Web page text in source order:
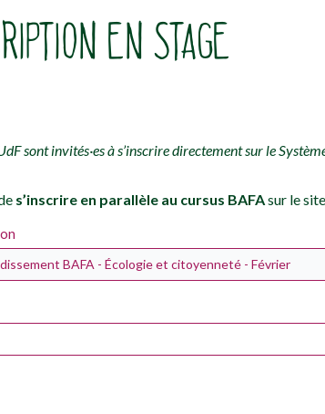
EN STAGE
sont invités·es à s’inscrire directement sur le
s’inscrire en parallèle au cursus BAFAsur le